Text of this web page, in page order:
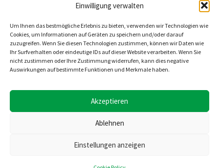
Einwilligung verwalten
Um Ihnen das bestmögliche Erlebnis zu bieten, verwenden wir Technologien wie
Cookies, um Informationen auf Geräten zu speichern und/oder darauf
zuzugreifen. Wenn Sie diesen Technologien zustimmen, können wir Daten wie
Ihr Surfverhalten oder eindeutige IDs auf dieser Website verarbeiten. Wenn Sie
nicht zustimmen oder Ihre Zustimmung widerrufen, kann dies negative
Auswirkungen auf bestimmte Funktionen und Merkmale haben.
Akzeptieren
Ablehnen
Einstellungen anzeigen
Reglement Datenschutz
Inhaltliche Verantwortung
4528 Zuchwil
Konzept, Design und Umsetzung